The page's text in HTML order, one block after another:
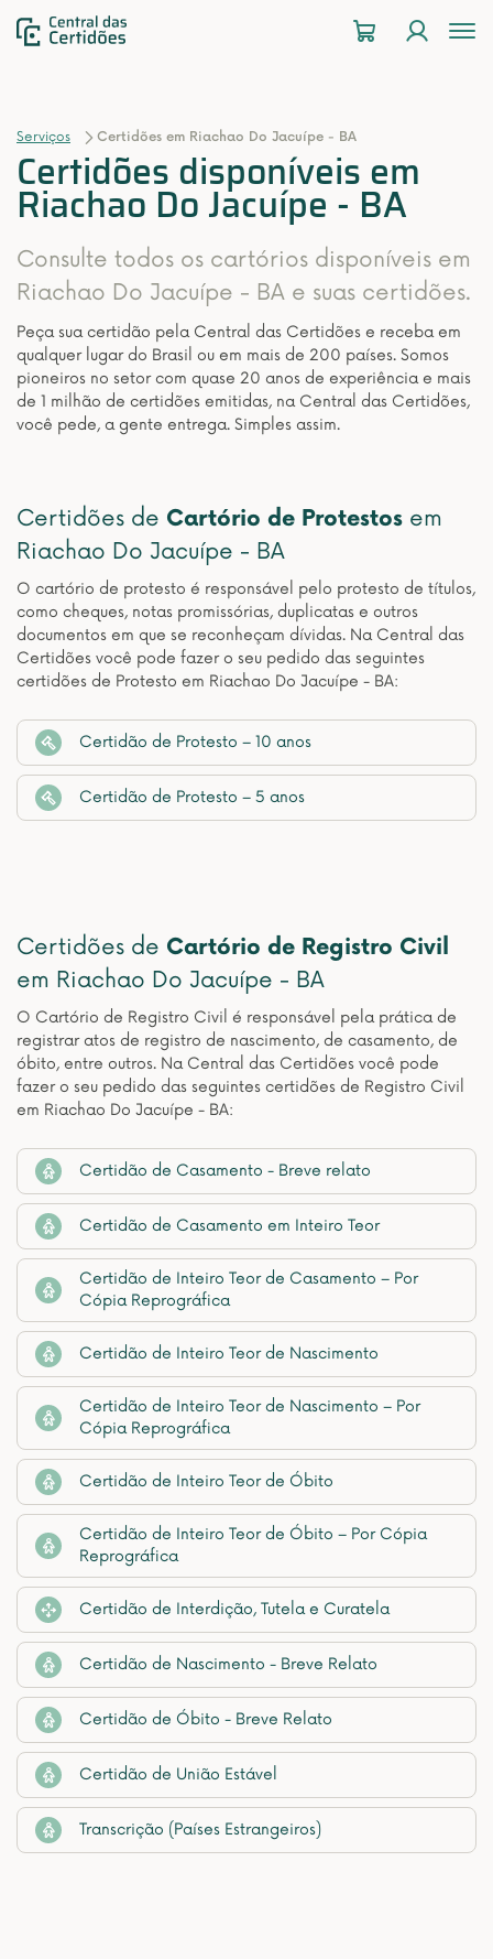
Serviços Certidões em Riachao Do Jacuípe - BA
Certidões disponíveis em
Riachao Do Jacuípe - BA
Consulte todos os cartórios disponíveis em
Riachao Do Jacuípe - BA e suas certidões.
Peça sua certidão pela Central das Certidões e receba em
qualquer lugar do Brasil ou em mais de 200 países. Somos
pioneiros no setor com quase 20 anos de experiência e mais
de 1 milhão de certidões emitidas, na Central das Certidões,
você pede, a gente entrega. Simples assim.
Certidões de Cartório de Protestos em
Riachao Do Jacuípe - BA
O cartório de protesto é responsável pelo protesto de títulos,
como cheques, notas promissórias, duplicatas e outros
documentos em que se reconheçam dívidas. Na Central das
Certidões você pode fazer o seu pedido das seguintes
certidões de Protesto em Riachao Do Jacuípe - BA:
Certidão de Protesto – 10 anos
Certidão de Protesto – 5 anos
Certidões de Cartório de Registro Civil
em Riachao Do Jacuípe - BA
O Cartório de Registro Civil é responsável pela prática de
registrar atos de registro de nascimento, de casamento, de
óbito, entre outros. Na Central das Certidões você pode
fazer o seu pedido das seguintes certidões de Registro Civil
em Riachao Do Jacuípe - BA:
Certidão de Casamento - Breve relato
Certidão de Casamento em Inteiro Teor
Certidão de Inteiro Teor de Casamento – Por
Cópia Reprográfica
Certidão de Inteiro Teor de Nascimento
Certidão de Inteiro Teor de Nascimento – Por
Cópia Reprográfica
Certidão de Inteiro Teor de Óbito
Certidão de Inteiro Teor de Óbito – Por Cópia
Reprográfica
Certidão de Interdição, Tutela e Curatela
Certidão de Nascimento - Breve Relato
Certidão de Óbito - Breve Relato
Certidão de União Estável
Transcrição (Países Estrangeiros)